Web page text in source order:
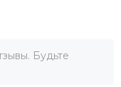
Будьте